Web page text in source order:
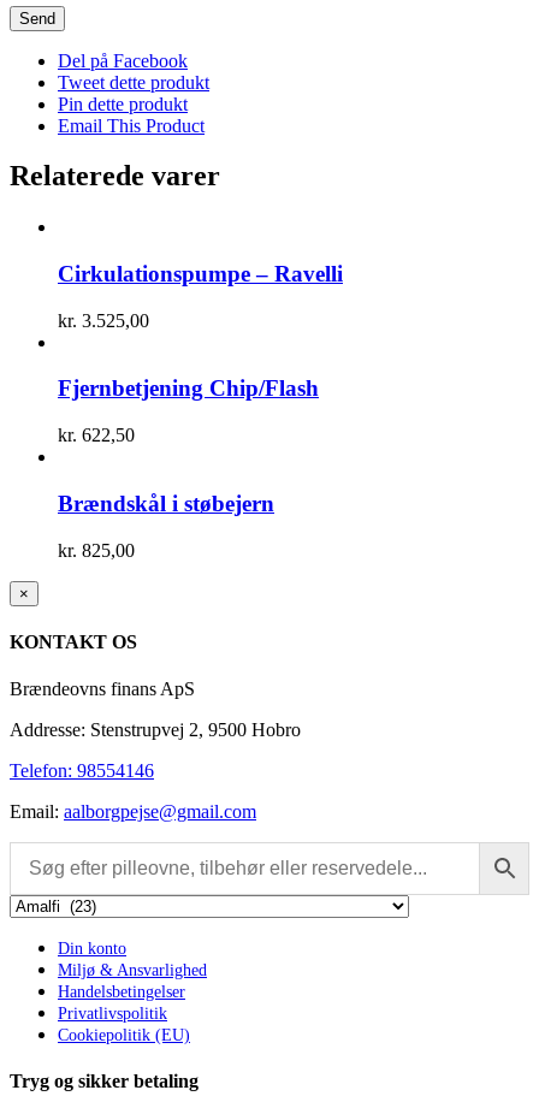
Del på Facebook
Tweet dette produkt
Pin dette produkt
Email This Product
Relaterede varer
Cirkulationspumpe – Ravelli
kr. 3.525,00
Fjernbetjening Chip/Flash
kr. 622,50
Brændskål i støbejern
kr. 825,00
Close
product
view
×
KONTAKT OS
Brændeovns finans ApS
Addresse: Stenstrupvej 2, 9500 Hobro
Telefon: 98554146
Email: aalborgpejse@gmail.com
Din konto
Miljø & Ansvarlighed
Handelsbetingelser
Privatlivspolitik
Cookiepolitik (EU)
Tryg og sikker betaling